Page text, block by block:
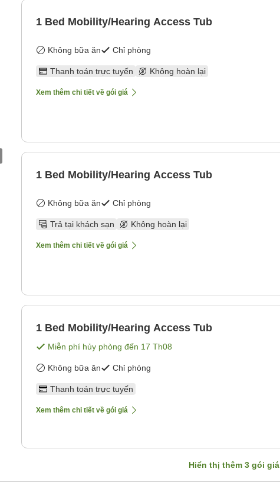
1 Bed Mobility/Hearing Access Tub
Không bữa ăn Chỉ phòng
Thanh toán trực tuyến Không hoàn lại
Xem thêm chi tiết về gói giá
1 Bed Mobility/Hearing Access Tub
Không bữa ăn Chỉ phòng
Trả tại khách sạn Không hoàn lại
Xem thêm chi tiết về gói giá
1 Bed Mobility/Hearing Access Tub
Miễn phí hủy phòng đến 17 Th08
Không bữa ăn Chỉ phòng
Thanh toán trực tuyến
Xem thêm chi tiết về gói giá
Hiển thị thêm 3 gói giá